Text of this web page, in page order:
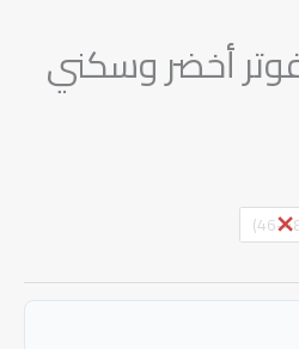
أخضر وسكني